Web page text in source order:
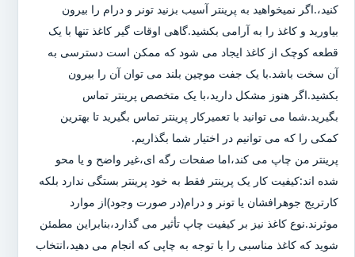
کنید،.اگر نمیخواهید به پرینتر آسیب بزنید تونر و درام را بیرون
بیاورید و کاغذ را به آرامی بکشید.گاهی اوقات گیر کاغذ تنها با یک
قطعه کوچک از کاغذ ایجاد می شود که ممکن است دسترسی به
آن سخت باشد.با یک جفت موچین بلند می توان آن را بیرون
بکشید.اگر هنوز مشکل دارید،با یک متخصص پرینتر تماس
بگیرید.شما می توانید با تعمیرکار پرینتر تماس بگیرید تا بهترین
کمکی را که می توانیم در اختیار شما بگذاریم.
پرینتر من چاپ می کند،اما صفحات رگه ای،غیر واضح و یا محو
شده اند:کیفیت کار یک پرینتر فقط به خود پرینتر بستگی ندارد بلکه
کارتریج جوهرافشان یا تونر و درام(در صورت وجود)از موارد
موثرند.نوع کاغذ نیز بر کیفیت چاپ تأثیر می گذارد،بنابراین مطمئن
شوید که کاغذ مناسبی را با توجه به چاپی که انجام می دهید،انتخاب